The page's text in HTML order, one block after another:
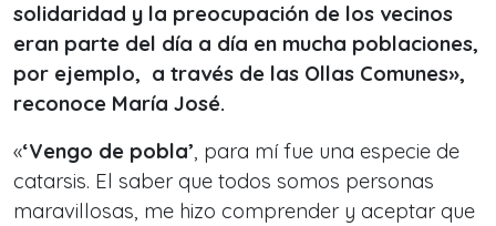
solidaridad y la preocupación de los vecinos
eran parte del día a día en mucha poblaciones,
por ejemplo, a través de las Ollas Comunes»,
reconoce María José.
«‘Vengo de pobla’, para mí fue una especie de
catarsis. El saber que todos somos personas
maravillosas, me hizo comprender y aceptar que